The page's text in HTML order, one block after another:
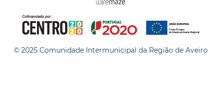
© 2025 Comunidade Intermunicipal da Região de Aveiro